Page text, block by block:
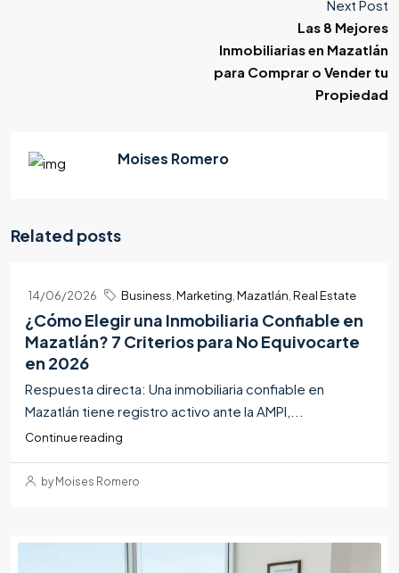
Next Post
Las 8 Mejores
Inmobiliarias en Mazatlán
para Comprar o Vender tu
Propiedad
Moises Romero
Related posts
14/06/2026 Business Marketing Mazatlán Real Estate
¿Cómo Elegir una Inmobiliaria Confiable en
Mazatlán? 7 Criterios para No Equivocarte
en 2026
Respuesta directa: Una inmobiliaria confiable en
Mazatlán tiene registro activo ante la AMPI,...
Continue reading
by Moises Romero